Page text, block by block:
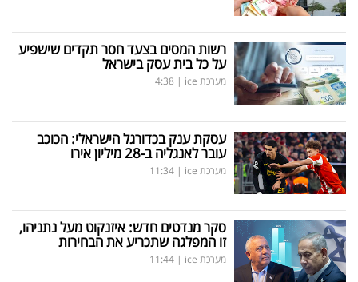
רשות המסים בצעד חסר תקדים שישפיע
על כל בית עסק בישראל
מערכת ice |
4:38
עסקת ענק בכדורגל הישראלי: הכוכב
עובר לאנגליה ב-28 מיליון אירו
מערכת ice |
11:34
סקר מנדטים חדש: איזנקוט מעל נתניהו,
זו המפלגה שתכריע את הבחירות
מערכת ice |
11:44